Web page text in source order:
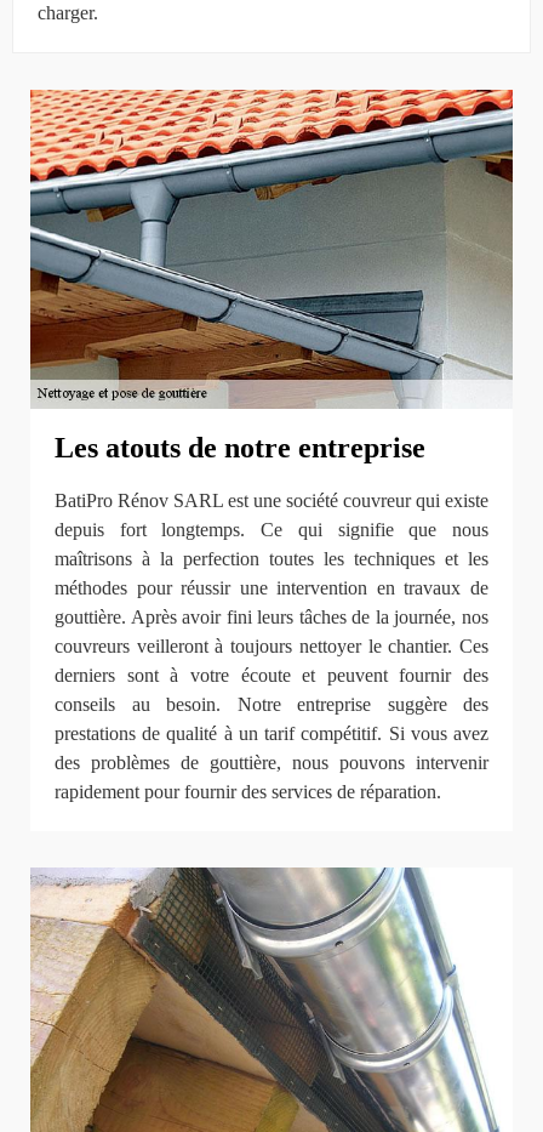
charger.
Les atouts de notre entreprise
BatiPro Rénov SARL est une société couvreur qui existe
depuis fort longtemps. Ce qui signifie que nous
maîtrisons à la perfection toutes les techniques et les
méthodes pour réussir une intervention en travaux de
gouttière. Après avoir fini leurs tâches de la journée, nos
couvreurs veilleront à toujours nettoyer le chantier. Ces
derniers sont à votre écoute et peuvent fournir des
conseils au besoin. Notre entreprise suggère des
prestations de qualité à un tarif compétitif. Si vous avez
des problèmes de gouttière, nous pouvons intervenir
rapidement pour fournir des services de réparation.